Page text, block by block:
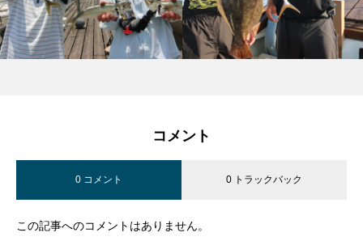
コメント
0 コメント 0 トラックバック
この記事へのコメントはありません。